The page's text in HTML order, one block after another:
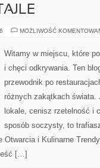
MOŻLIWOŚĆ
Witamy w miejscu, które
i chęci odkrywania. Ten
przewodnik po
różnych zakątkach
lokale, cenisz rzetelność i
sposób soczysty, to
Otwarcia i Kulinarne
[…]